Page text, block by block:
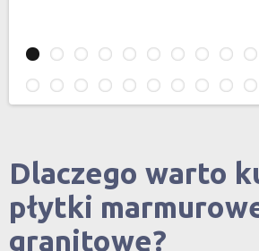
Dlaczego warto
płytki
granitowe?